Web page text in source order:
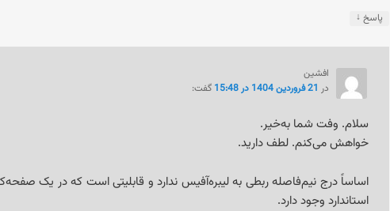
پاسخ ↓
افشین
در 21 فروردین 1404 در 15:48 گفت:
سلام. وفت شما به‌خیر.
خواهش می‌کنم. لطف دارید.
اساساً درج نیم‌فاصله ربطی به لیبره‌آفیس ندارد و قابلیتی است که در یک
استاندارد وجود دارد.